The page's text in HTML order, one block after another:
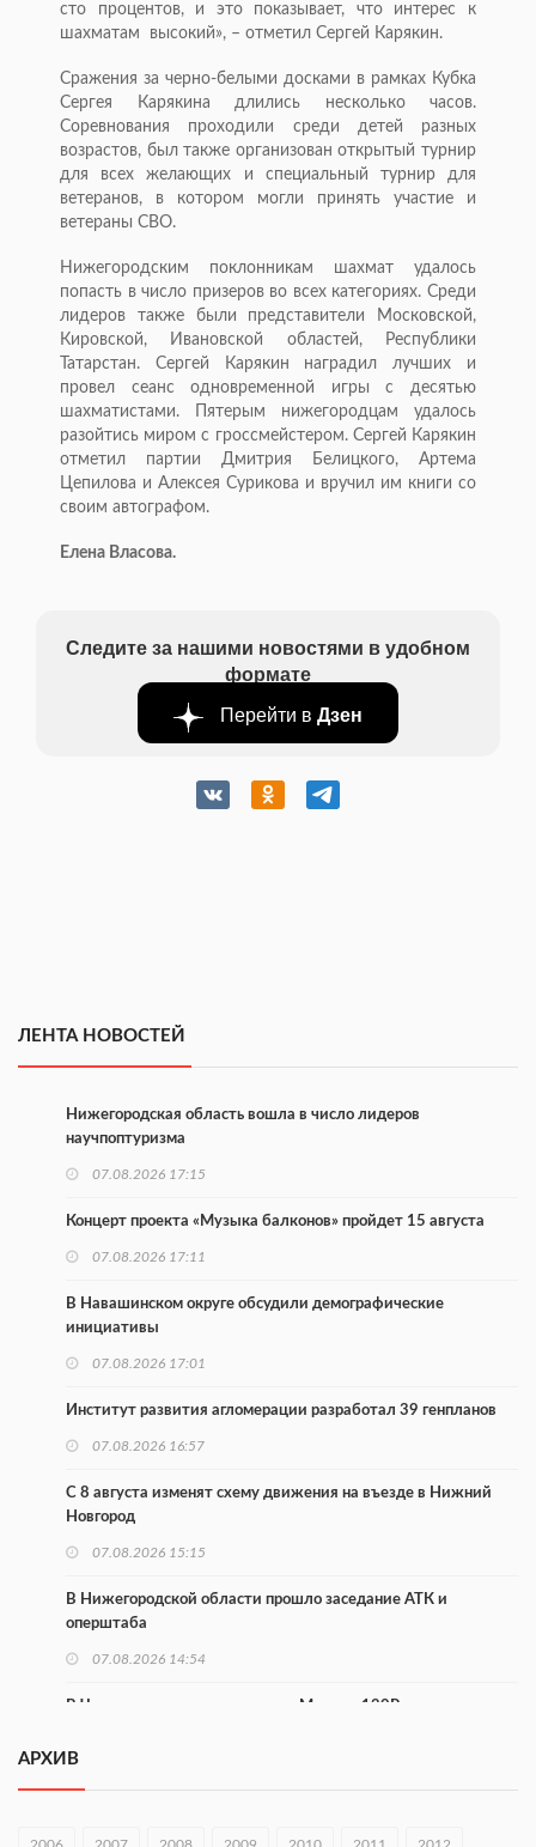
сто процентов, и это показывает, что интерес к
шахматам высокий», – отметил Сергей Карякин.
Сражения за черно-белыми досками в рамках Кубка
Сергея Карякина длились несколько часов.
Соревнования проходили среди детей разных
возрастов, был также организован открытый турнир
для всех желающих и специальный турнир для
ветеранов, в котором могли принять участие и
ветераны СВО.
Нижегородским поклонникам шахмат удалось
попасть в число призеров во всех категориях. Среди
лидеров также были представители Московской,
Кировской, Ивановской областей, Республики
Татарстан. Сергей Карякин наградил лучших и
провел сеанс одновременной игры с десятью
шахматистами. Пятерым нижегородцам удалось
разойтись миром с гроссмейстером. Сергей Карякин
отметил партии Дмитрия Белицкого, Артема
Цепилова и Алексея Сурикова и вручил им книги со
своим автографом.
Елена Власова.
Следите за нашими новостями в удобном
формате
Перейти в Дзен
ЛЕНТА НОВОСТЕЙ
Нижегородская область вошла в число лидеров
научпоптуризма
07.08.2026 17:15
Концерт проекта «Музыка балконов» пройдет 15 августа
07.08.2026 17:11
В Навашинском округе обсудили демографические
инициативы
07.08.2026 17:01
Институт развития агломерации разработал 39 генпланов
07.08.2026 16:57
С 8 августа изменят схему движения на въезде в Нижний
Новгород
07.08.2026 15:15
В Нижегородской области прошло заседание АТК и
оперштаба
07.08.2026 14:54
В Чкаловске спустили на воду «Метеор-120Р»
В Нижегородской области выбрали лучшего лесного
АРХИВ